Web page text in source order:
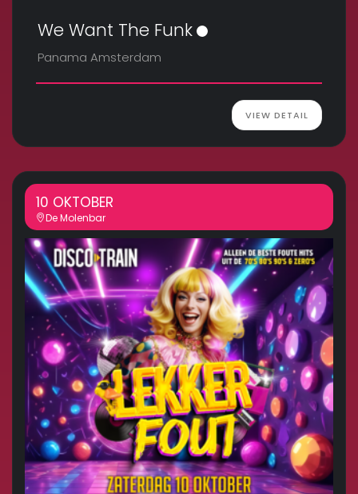
We Want The Funk
Panama Amsterdam
VIEW DETAIL
10 OKTOBER
De Molenbar